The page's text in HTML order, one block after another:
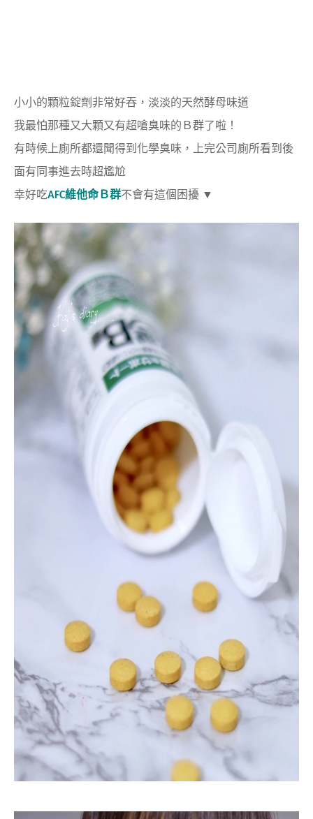
小小的顆粒錠劑非常好吞， 淡淡的天然酵母味道
我最怕那種又大顆又有超嗆臭味的Ｂ群了啦！
有時候上廁所都還聞得到化學臭味， 上完公司廁所看到後
面有同事進去時超尷尬
幸好吃AFC維他命Ｂ群不會有這個困擾 ▼